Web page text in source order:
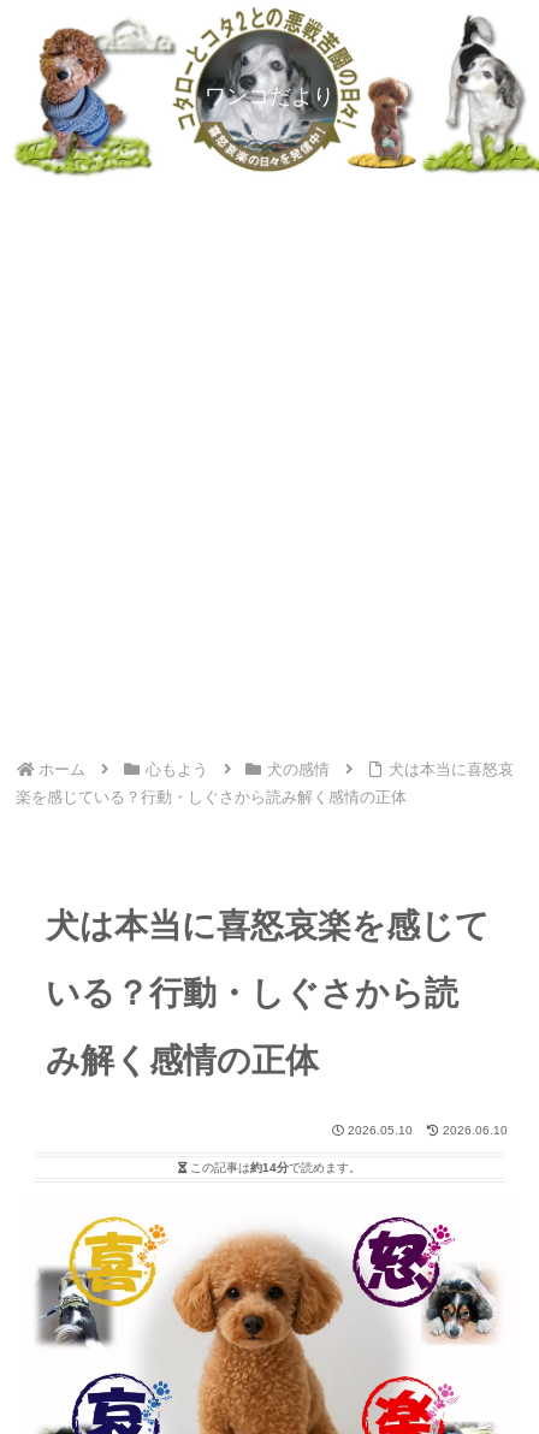
ワンコだより
ホーム 心もよう 犬の感情
犬は本当に喜怒哀
楽を感じている？行動・しぐさから読み解く感情の正体
犬は本当に喜怒哀楽を感じて
いる？行動・しぐさから読
み解く感情の正体
2026.05.10 2026.06.10
この記事は約14分で読めます。